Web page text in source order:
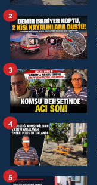
2
3
4
5